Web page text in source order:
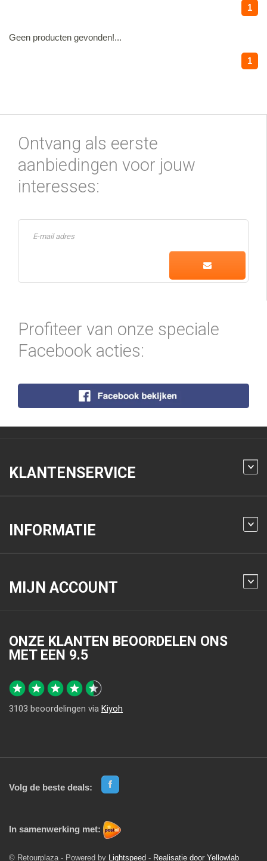
1
Geen producten gevonden!...
1
Ontvang als eerste
aanbiedingen voor jouw
interesses:
Profiteer van onze speciale
Facebook acties:
KLANTENSERVICE
INFORMATIE
MIJN ACCOUNT
ONZE KLANTEN BEOORDELEN ONS
MET EEN 9.5
3103 beoordelingen via Kiyoh
Volg de beste deals:
In samenwerking met:
© Retourplaza - Powered by Lightspeed - Realisatie door Yellowlab